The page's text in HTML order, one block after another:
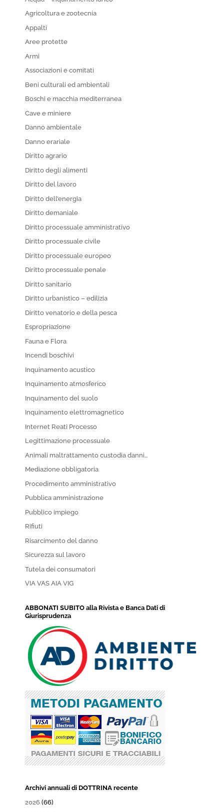
Agricoltura e zootecnia
Appalti
Aree protette
Armi
Associazioni e comitati
Beni culturali ed ambientali
Boschi e macchia mediterranea
Cave e miniere
Danno ambientale
Danno erariale
Diritto agrario
Diritto degli alimenti
Diritto del lavoro
Diritto dell’energia
Diritto demaniale
Diritto processuale amministrativo
Diritto processuale civile
Diritto processuale europeo
Diritto processuale penale
Diritto sanitario
Diritto urbanistico – edilizia
Diritto venatorio e della pesca
Espropriazione
Fauna e Flora
Incendi boschivi
Inquinamento acustico
Inquinamento atmosferico
Inquinamento del suolo
Inquinamento elettromagnetico
Internet Reati Processo
Legittimazione processuale
Animali maltrattamento custodia danni…
Mediazione obbligatoria
Procedimento amministrativo
Pubblica amministrazione
Pubblico impiego
Rifiuti
Risarcimento del danno
Sicurezza sul lavoro
Tutela dei consumatori
VIA VAS AIA VIG
ABBONATI SUBITO alla Rivista e Banca Dati di
Giurisprudenza
Archivi annuali di DOTTRINA recente
2026 (66)